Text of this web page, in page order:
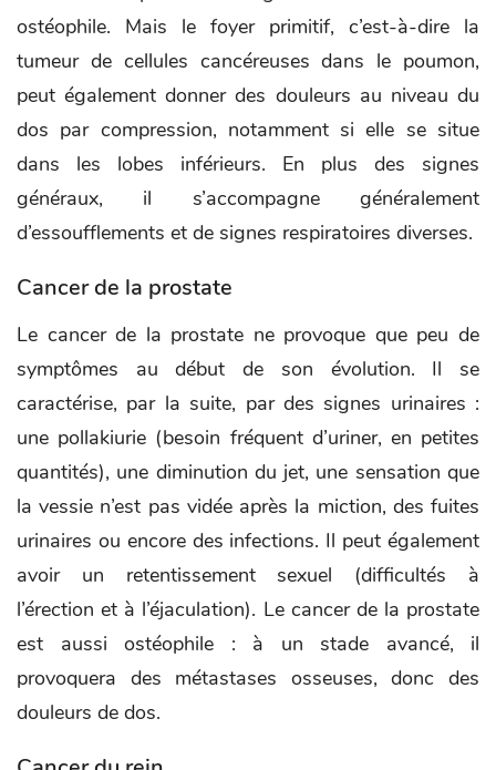
ostéophile. Mais le foyer primitif, c’est-à-dire la
tumeur de cellules cancéreuses dans le poumon,
peut également donner des douleurs au niveau du
dos par compression, notamment si elle se situe
dans les lobes inférieurs. En plus des signes
généraux, il s’accompagne généralement
d’essoufflements et de signes respiratoires diverses.
Cancer de la prostate
Le cancer de la prostate ne provoque que peu de
symptômes au début de son évolution. Il se
caractérise, par la suite, par des signes urinaires :
une pollakiurie (besoin fréquent d’uriner, en petites
quantités), une diminution du jet, une sensation que
la vessie n’est pas vidée après la miction, des fuites
urinaires ou encore des infections. Il peut également
avoir un retentissement sexuel (difficultés à
l’érection et à l’éjaculation). Le cancer de la prostate
est aussi ostéophile : à un stade avancé, il
provoquera des métastases osseuses, donc des
douleurs de dos.